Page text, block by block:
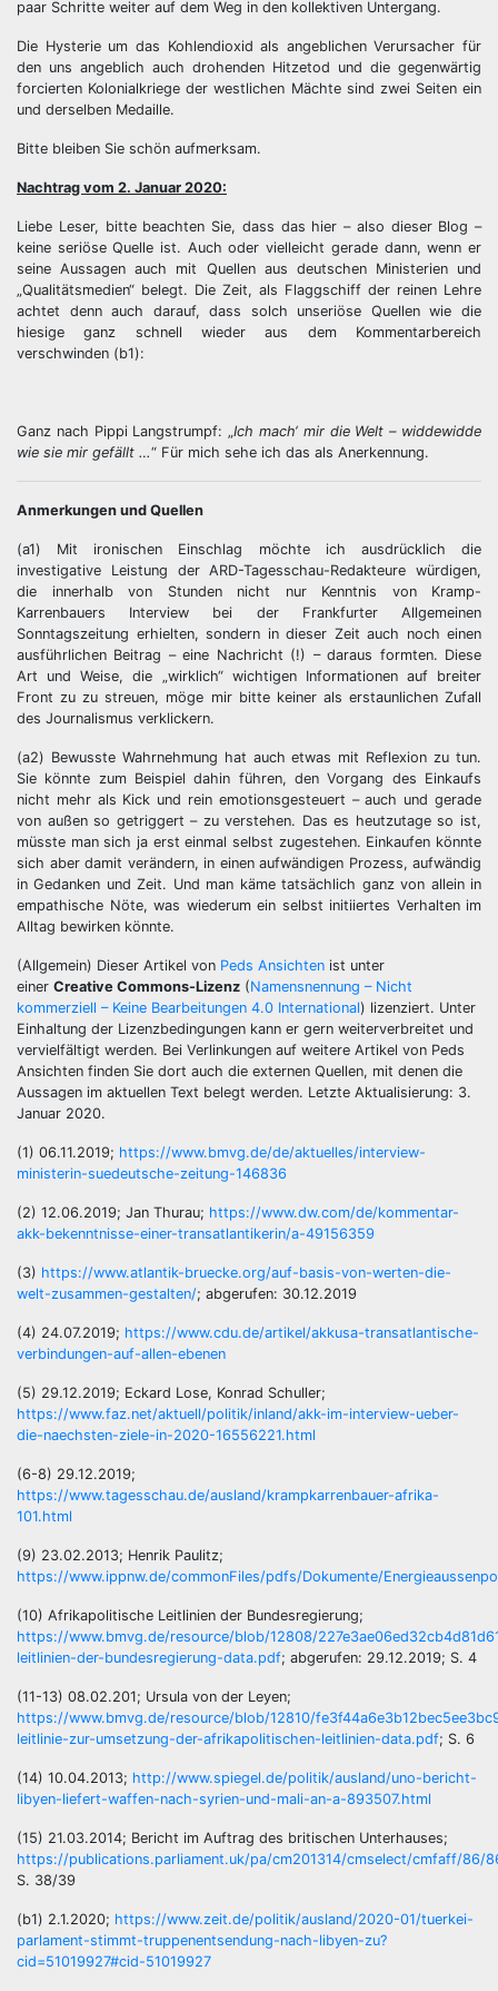
paar Schritte weiter auf dem Weg in den kollektiven Untergang.
Die Hysterie um das Kohlendioxid als angeblichen Verursacher für
den uns angeblich auch drohenden Hitzetod und die gegenwärtig
forcierten Kolonialkriege der westlichen Mächte sind zwei Seiten ein
und derselben Medaille.
Bitte bleiben Sie schön aufmerksam.
Nachtrag vom 2. Januar 2020:
Liebe Leser, bitte beachten Sie, dass das hier – also dieser Blog –
keine seriöse Quelle ist. Auch oder vielleicht gerade dann, wenn er
seine Aussagen auch mit Quellen aus deutschen Ministerien und
„Qualitätsmedien“ belegt. Die Zeit, als Flaggschiff der reinen Lehre
achtet denn auch darauf, dass solch unseriöse Quellen wie die
hiesige ganz schnell wieder aus dem Kommentarbereich
verschwinden (b1):
Ganz nach Pippi Langstrumpf: „Ich mach‘ mir die Welt – widdewidde
wie sie mir gefällt …“ Für mich sehe ich das als Anerkennung.
Anmerkungen und Quellen
(a1) Mit ironischen Einschlag möchte ich ausdrücklich die
investigative Leistung der ARD-Tagesschau-Redakteure würdigen,
die innerhalb von Stunden nicht nur Kenntnis von Kramp-
Karrenbauers Interview bei der Frankfurter Allgemeinen
Sonntagszeitung erhielten, sondern in dieser Zeit auch noch einen
ausführlichen Beitrag – eine Nachricht (!) – daraus formten. Diese
Art und Weise, die „wirklich“ wichtigen Informationen auf breiter
Front zu zu streuen, möge mir bitte keiner als erstaunlichen Zufall
des Journalismus verklickern.
(a2) Bewusste Wahrnehmung hat auch etwas mit Reflexion zu tun.
Sie könnte zum Beispiel dahin führen, den Vorgang des Einkaufs
nicht mehr als Kick und rein emotionsgesteuert – auch und gerade
von außen so getriggert – zu verstehen. Das es heutzutage so ist,
müsste man sich ja erst einmal selbst zugestehen. Einkaufen könnte
sich aber damit verändern, in einen aufwändigen Prozess, aufwändig
in Gedanken und Zeit. Und man käme tatsächlich ganz von allein in
empathische Nöte, was wiederum ein selbst initiiertes Verhalten im
Alltag bewirken könnte.
(Allgemein) Dieser Artikel von Peds Ansichten ist unter
einer Creative Commons-Lizenz (Namensnennung – Nicht
kommerziell – Keine Bearbeitungen 4.0 International) lizenziert. Unter
Einhaltung der Lizenzbedingungen kann er gern weiterverbreitet und
vervielfältigt werden. Bei Verlinkungen auf weitere Artikel von Peds
Ansichten finden Sie dort auch die externen Quellen, mit denen die
Aussagen im aktuellen Text belegt werden. Letzte Aktualisierung: 3.
Januar 2020.
(1) 06.11.2019; https://www.bmvg.de/de/aktuelles/interview-
ministerin-suedeutsche-zeitung-146836
(2) 12.06.2019; Jan Thurau; https://www.dw.com/de/kommentar-
akk-bekenntnisse-einer-transatlantikerin/a-49156359
(3) https://www.atlantik-bruecke.org/auf-basis-von-werten-die-
welt-zusammen-gestalten/; abgerufen: 30.12.2019
(4) 24.07.2019; https://www.cdu.de/artikel/akkusa-transatlantische-
verbindungen-auf-allen-ebenen
(5) 29.12.2019; Eckard Lose, Konrad Schuller;
https://www.faz.net/aktuell/politik/inland/akk-im-interview-ueber-
die-naechsten-ziele-in-2020-16556221.html
(6-8) 29.12.2019;
https://www.tagesschau.de/ausland/krampkarrenbauer-afrika-
101.html
(9) 23.02.2013; Henrik Paulitz;
https://www.ippnw.de/commonFiles/pdfs/Dokumente/
(10) Afrikapolitische Leitlinien der Bundesregierung;
https://www.bmvg.de/resource/blob/12808/
leitlinien-der-bundesregierung-data.pdf; abgerufen: 29.12.2019; S. 4
(11-13) 08.02.201; Ursula von der Leyen;
https://www.bmvg.de/resource/blob/12810/
leitlinie-zur-umsetzung-der-afrikapolitischen-leitlinien-data.pdf; S. 6
(14) 10.04.2013; http://www.spiegel.de/politik/ausland/uno-bericht-
libyen-liefert-waffen-nach-syrien-und-mali-an-a-893507.html
(15) 21.03.2014; Bericht im Auftrag des britischen Unterhauses;
https://publications.parliament.uk/pa/cm201314/cmselect/cmfaff/86/
S. 38/39
(b1) 2.1.2020; https://www.zeit.de/politik/ausland/2020-01/tuerkei-
parlament-stimmt-truppenentsendung-nach-libyen-zu?
cid=51019927#cid-51019927